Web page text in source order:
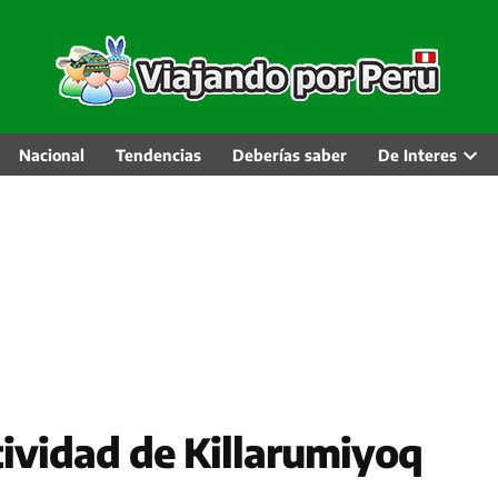
Nacional Tendencias Deberías saber De Interes
de Killarumiyoq